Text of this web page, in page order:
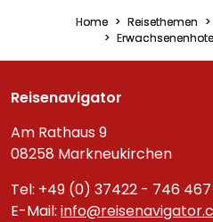
Home Reisethemen
Reisenavigator
Am Rathaus 9
08258 Markneukirchen
Tel: +49 (0) 37422 - 746 467
E-Mail: